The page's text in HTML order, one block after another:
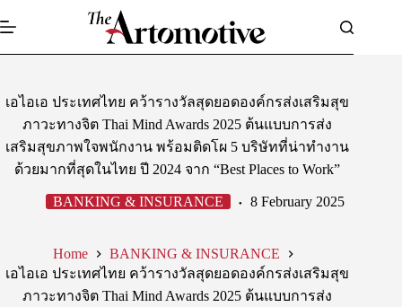
to
เอไอเอ ประเทศไทย คว้ารางวัลสุดยอดองค์กรส่งเสริมสุข
ภาวะทางจิต Thai Mind Awards 2025 ต้นแบบการส่ง
เสริมสุขภาพใจพนักงาน พร้อมติดโผ 5 บริษัทที่น่าทำงาน
ด้วยมากที่สุดในไทย ปี 2024 จาก “Best Places to Work”
BANKING & INSURANCE 8 February 2025
Home
BANKING & INSURANCE
เอไอเอ ประเทศไทย คว้ารางวัลสุดยอดองค์กรส่งเสริมสุข
ภาวะทางจิต Thai Mind Awards 2025 ต้นแบบการส่ง